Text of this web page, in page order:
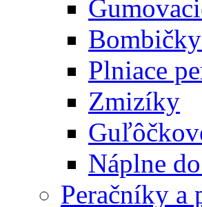
Plniace
Zmizíky
Náplne
Peračníky a